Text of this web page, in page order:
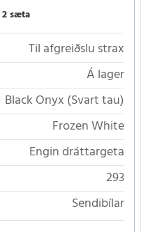
2 sæta
Til afgreiðslu strax
Á lager
Black Onyx (Svart tau)
Frozen White
Engin dráttargeta
293
Sendibílar